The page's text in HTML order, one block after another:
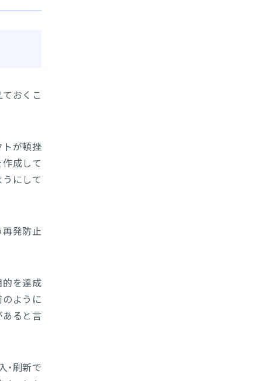
おくこ
トが頓挫
成して
にして
再発防止
的を達成
のように
あると言
・刷新で